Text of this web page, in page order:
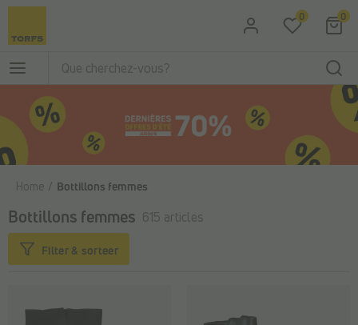
Passer au contenu principal 0 0
Home Bottillons femmes
Bottillons femmes 615 articles
Filter & sorteer